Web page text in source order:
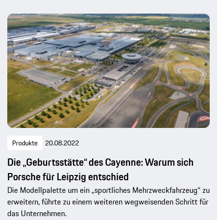
Produkte 20.08.2022
Die „Geburtsstätte“ des Cayenne: Warum sich
Porsche für Leipzig entschied
Die Modellpalette um ein „sportliches Mehrzweckfahrzeug“ zu
erweitern, führte zu einem weiteren wegweisenden Schritt für
das Unternehmen.